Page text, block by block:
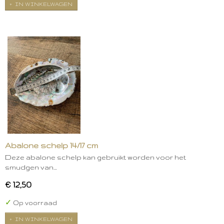
IN WINKELWAGEN
Abalone schelp 14/17 cm
Deze abalone schelp kan gebruikt worden voor het
smudgen van…
€ 12,50
✓ Op voorraad
IN WINKELWAGEN